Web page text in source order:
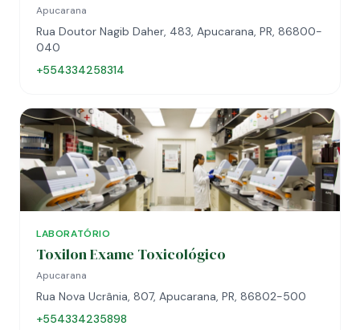
Apucarana
Rua Doutor Nagib Daher, 483, Apucarana, PR, 86800-
040
+554334258314
LABORATÓRIO
Toxilon Exame Toxicológico
Apucarana
Rua Nova Ucrânia, 807, Apucarana, PR, 86802-500
+554334235898